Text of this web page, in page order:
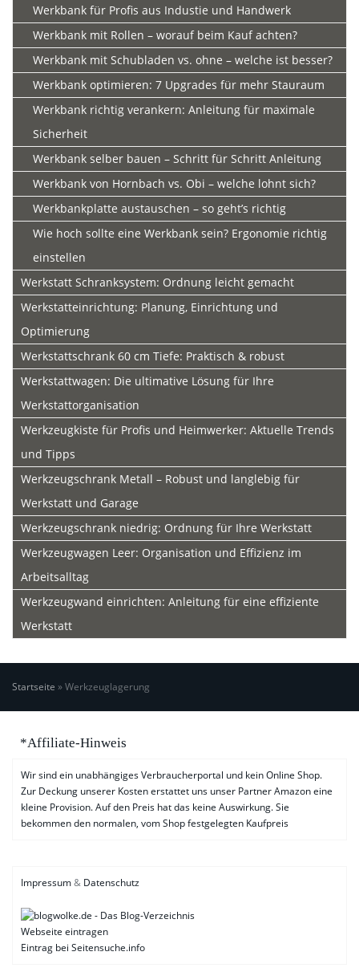
Werkbank für Profis aus Industie und Handwerk
Werkbank mit Rollen – worauf beim Kauf achten?
Werkbank mit Schubladen vs. ohne – welche ist besser?
Werkbank optimieren: 7 Upgrades für mehr Stauraum
Werkbank richtig verankern: Anleitung für maximale
Sicherheit
Werkbank selber bauen – Schritt für Schritt Anleitung
Werkbank von Hornbach vs. Obi – welche lohnt sich?
Werkbankplatte austauschen – so geht’s richtig
Wie hoch sollte eine Werkbank sein? Ergonomie richtig
einstellen
Werkstatt Schranksystem: Ordnung leicht gemacht
Werkstatteinrichtung: Planung, Einrichtung und
Optimierung
Werkstattschrank 60 cm Tiefe: Praktisch & robust
Werkstattwagen: Die ultimative Lösung für Ihre
Werkstattorganisation
Werkzeugkiste für Profis und Heimwerker: Aktuelle Trends
und Tipps
Werkzeugschrank Metall – Robust und langlebig für
Werkstatt und Garage
Werkzeugschrank niedrig: Ordnung für Ihre Werkstatt
Werkzeugwagen Leer: Organisation und Effizienz im
Arbeitsalltag
Werkzeugwand einrichten: Anleitung für eine effiziente
Werkstatt
Startseite »Werkzeuglagerung
*Affiliate-Hinweis
Wir sind ein unabhängiges Verbraucherportal und kein Online Shop.
Zur Deckung unserer Kosten erstattet uns unser Partner Amazon eine
kleine Provision. Auf den Preis hat das keine Auswirkung. Sie
bekommen den normalen, vom Shop festgelegten Kaufpreis
Impressum& Datenschutz
Webseite eintragen
Eintrag bei Seitensuche.info